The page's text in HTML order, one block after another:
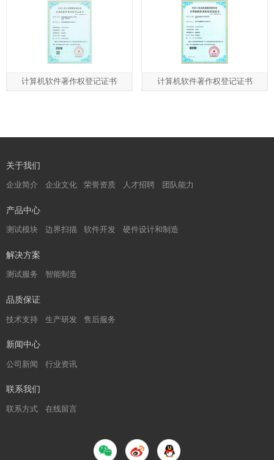
计算机软件著作权登记证书 计算机软件著作权登记证书
关于我们
企业简介 企业文化 荣誉资质 人才招聘 团队能力
产品中心
测试模块 边界扫描 软件开发 硬件设计和制造
解决方案
测试服务 智能制造
品质保证
技术支持 生产研发 售后服务
新闻中心
公司新闻 行业资讯
联系我们
联系方式 在线留言